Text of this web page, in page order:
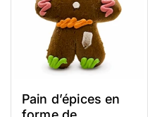
Pain d’épices en